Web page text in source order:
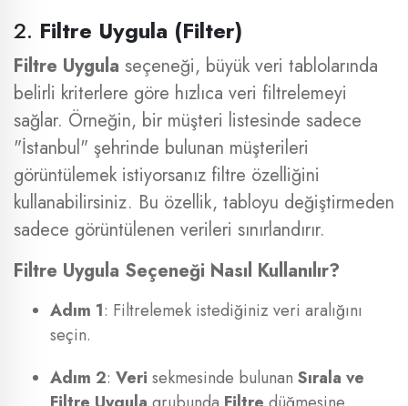
2. Filtre Uygula (Filter)
Filtre Uygula seçeneği, büyük veri tablolarında
belirli kriterlere göre hızlıca veri filtrelemeyi
sağlar. Örneğin, bir müşteri listesinde sadece
"İstanbul" şehrinde bulunan müşterileri
görüntülemek istiyorsanız filtre özelliğini
kullanabilirsiniz. Bu özellik, tabloyu değiştirmeden
sadece görüntülenen verileri sınırlandırır.
Filtre Uygula Seçeneği Nasıl Kullanılır?
Adım 1: Filtrelemek istediğiniz veri aralığını
seçin.
Adım 2: Veri sekmesinde bulunan Sırala ve